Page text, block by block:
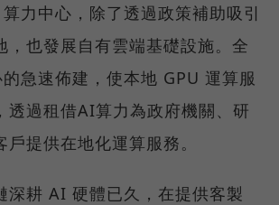
力中心，除了透過政策補助吸引
，也發展自有雲端基礎設施。全
急速佈建，使本地 GPU 運算服
透過租借AI算力為政府機關、研
提供在地化運算服務。
深耕 AI 硬體已久，在提供客製